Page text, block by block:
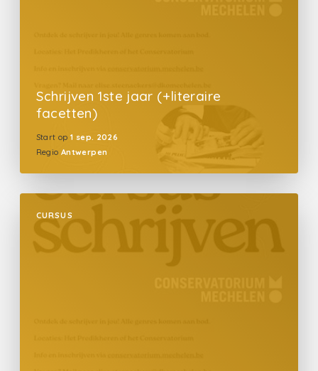
Schrijven 1ste jaar (+literaire
facetten)
Start op 1 sep. 2026
Regio Antwerpen
CURSUS